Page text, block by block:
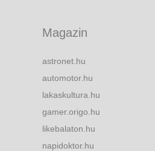
Magazin
astronet.hu
automotor.hu
lakaskultura.hu
gamer.origo.hu
likebalaton.hu
napidoktor.hu